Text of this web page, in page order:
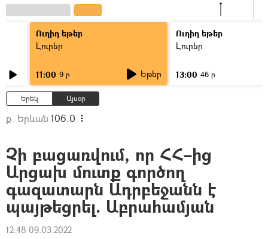
Ուղիղ եթեր
Լուրեր
11:00 9 ր Եթեր
Ուղիղ եթեր
Լուրեր
13:00 46 ր
Երեկ Այսօր
ք. Երևան 106.0
Չի բացառվում, որ ՀՀ–ից
Արցախ մուտք գործող
գազատարն Ադրբեջանն է
պայթեցրել. Աբրահամյան
12:48 09.03.2022